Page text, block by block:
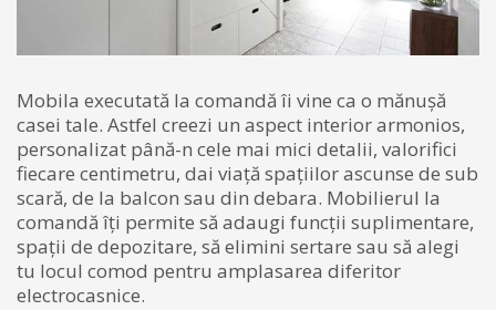
Mobila executată la comandă îi vine ca o mănușă
casei tale. Astfel creezi un aspect interior armonios,
personalizat până-n cele mai mici detalii, valorifici
fiecare centimetru, dai viață spațiilor ascunse de sub
scară, de la balcon sau din debara. Mobilierul la
comandă îți permite să adaugi funcții suplimentare,
spații de depozitare, să elimini sertare sau să alegi
tu locul comod pentru amplasarea diferitor
electrocasnice.